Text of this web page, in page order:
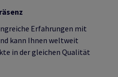
Erfahrungen mit
kann Ihnen weltweit
in der gleichen Qualität